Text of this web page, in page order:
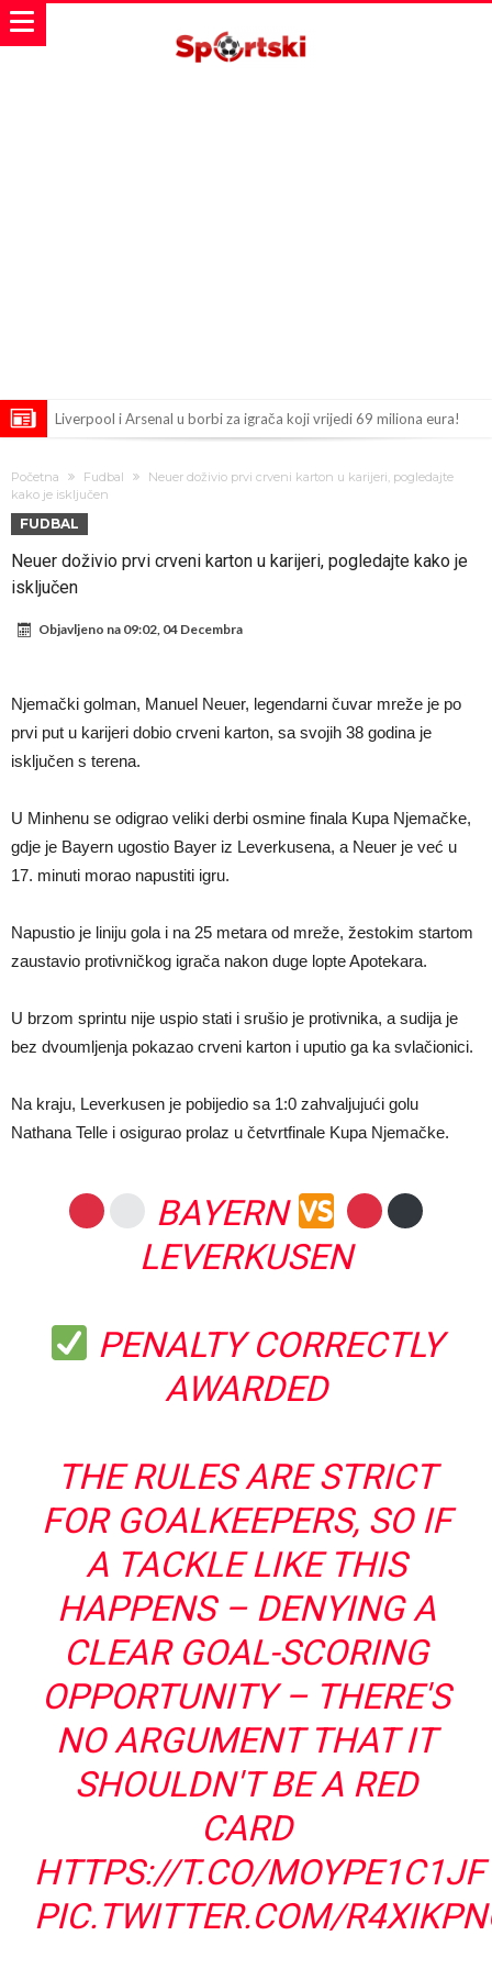
Liverpool i Arsenal u borbi za igrača koji vrijedi 69 miliona eura!
napokon poznat
Engleski reprezentativac optužen za napad u noćnom klubu
Suđenje o smrti Maradone: Noge su mu bile natečene, nije se htio
oprati
Ko je uvjerio Rodrija da izabere Barcelonu?
Samo dva fudbalska velikana uspjela su ostvariti “nemoguće”! Jedan
od njih je Messi, znate li ko je drugi?
Прijelom u transferu Romera? Inter nema dovoljno sredstava,
Početna Fudbal
Neuer doživio prvi crveni karton u karijeri, pogledajte
kako je isključen
FUDBAL
Neuer doživio prvi crveni karton u karijeri, pogledajte kako je
isključen
Objavljeno na 09:02, 04 Decembra
Njemački golman, Manuel Neuer, legendarni čuvar mreže je po
prvi put u karijeri dobio crveni karton, sa svojih 38 godina je
isključen s terena.
U Minhenu se odigrao veliki derbi osmine finala Kupa Njemačke,
gdje je Bayern ugostio Bayer iz Leverkusena, a Neuer je već u
17. minuti morao napustiti igru.
Napustio je liniju gola i na 25 metara od mreže, žestokim startom
zaustavio protivničkog igrača nakon duge lopte Apotekara.
U brzom sprintu nije uspio stati i srušio je protivnika, a sudija je
bez dvoumljenja pokazao crveni karton i uputio ga ka svlačionici.
Na kraju, Leverkusen je pobijedio sa 1:0 zahvaljujući golu
Nathana Telle i osigurao prolaz u četvrtfinale Kupa Njemačke.
BAYERN
LEVERKUSEN
PENALTY CORRECTLY
AWARDED
THE RULES ARE STRICT
FOR GOALKEEPERS, SO IF
A TACKLE LIKE THIS
HAPPENS – DENYING A
CLEAR GOAL-SCORING
OPPORTUNITY – THERE'S
NO ARGUMENT THAT IT
SHOULDN'T BE A RED
CARD
HTTPS://T.CO/MOYPE1C1JF
PIC.TWITTER.COM/